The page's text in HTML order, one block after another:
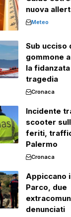
nuova
Meteo
Sub ucciso
gommone
la
tragedia
Cronaca
Incidente
scooter
feriti,
Palermo
Cronaca
Appiccano
Parco, due
denunciati